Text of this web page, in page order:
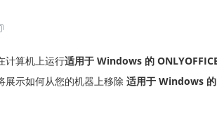
计算机上运行适用于 Windows 的
展示如何从您的机器上移除 适用于 Windows 的